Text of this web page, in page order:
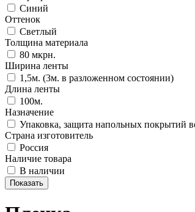
Синий
Оттенок
Светлый
Толщина материала
80 мкрн.
Ширина ленты
1,5м. (3м. в разложенном состоянии)
Длина ленты
100м.
Назначение
Упаковка, защита напольных покрытий
Страна изготовитель
Россия
Наличие товара
В наличии